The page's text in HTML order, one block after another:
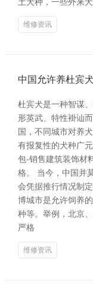
维修资讯
中国允许养杜宾
杜宾犬是一种智谋
形英武、特性褂讪
国，不同城市对养
有报复性的犬种广
包-销售建筑装饰材
格。 当今，中国并
会凭据推行情况制
博城市是允许饲养
种等。举例，北京
严格
维修资讯